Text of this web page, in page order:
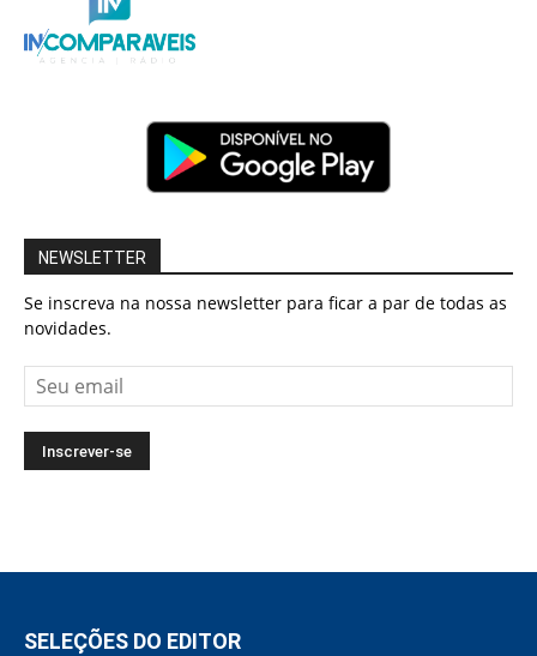
NEWSLETTER
Se inscreva na nossa newsletter para ficar a par de todas as
novidades.
SELEÇÕES DO EDITOR